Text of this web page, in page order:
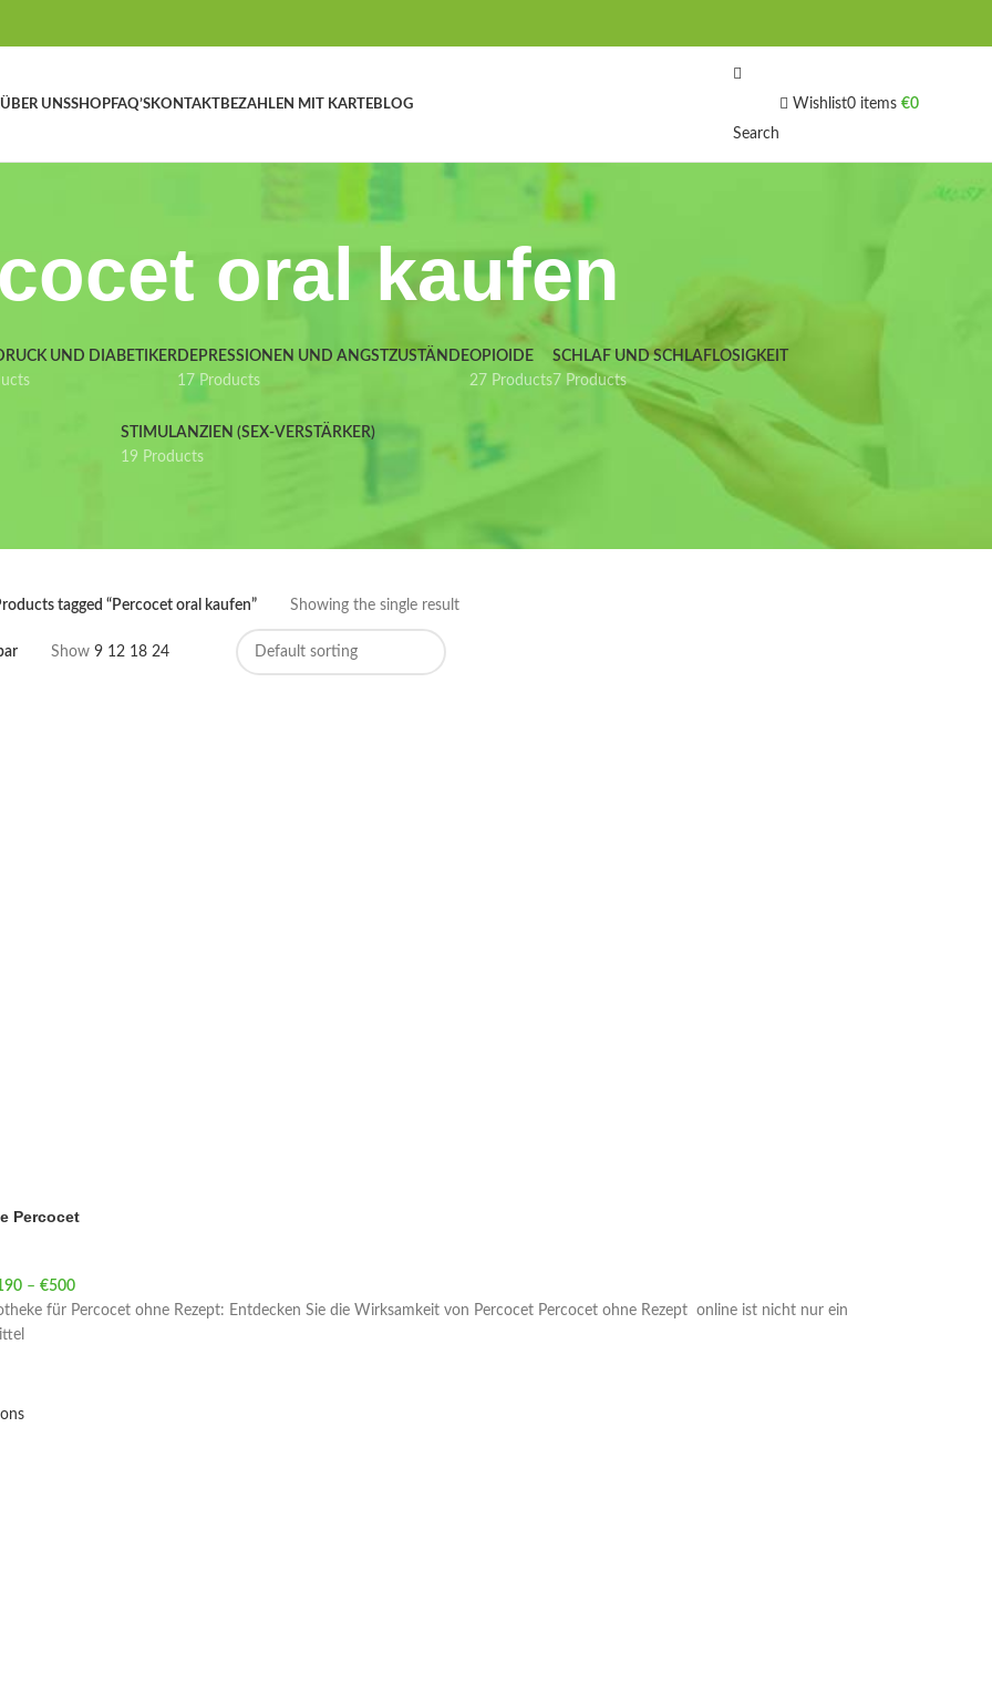
ÜBER UNSSHOPFAQ’SKONTAKTBEZAHLEN MIT KARTEBLOG
Search
Wishlist0 items €0
oral kaufen
UND DIABETIKERDEPRESSIONEN UND ANGSTZUSTÄNDE
17 Products
OPIOIDE
27 Products
SCHLAF UND SCHLAFLOSIGKEIT
7 Products
STIMULANZIEN (SEX-VERSTÄRKER)
19 Products
tagged “Percocet oral kaufen” Showing the single result
Show 9 12 18 24
Percocet
– €500Price range: €190 through €500
für Percocet ohne Rezept: Entdecken Sie die Wirksamkeit von Percocet Percocet ohne Rezept online ist nicht nur ein